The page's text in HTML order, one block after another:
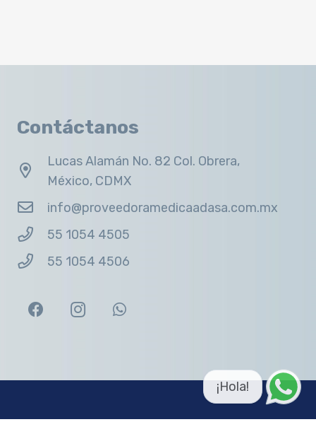
Contáctanos
Lucas Alamán No. 82 Col. Obrera,
México, CDMX
info@proveedoramedicaadasa.com.mx
55 1054 4505
55 1054 4506
¡Hola!